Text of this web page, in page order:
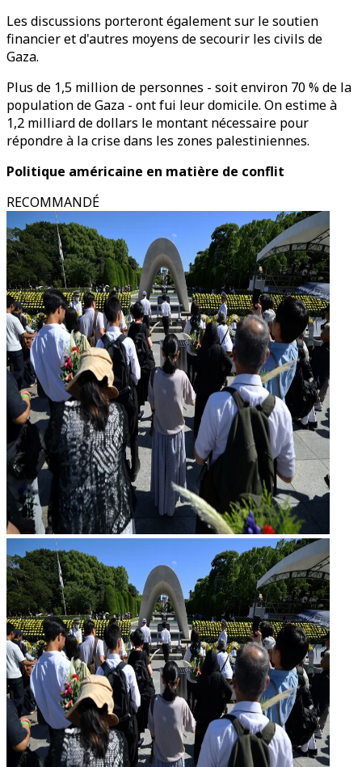
Les discussions porteront également sur le soutien
financier et d'autres moyens de secourir les civils de
Gaza.
Plus de 1,5 million de personnes - soit environ 70 % de la
population de Gaza - ont fui leur domicile. On estime à
1,2 milliard de dollars le montant nécessaire pour
répondre à la crise dans les zones palestiniennes.
Politique américaine en matière de conflit
RECOMMANDÉ